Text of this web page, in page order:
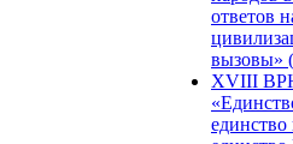
ответов
вызовы»
XVIII
единство